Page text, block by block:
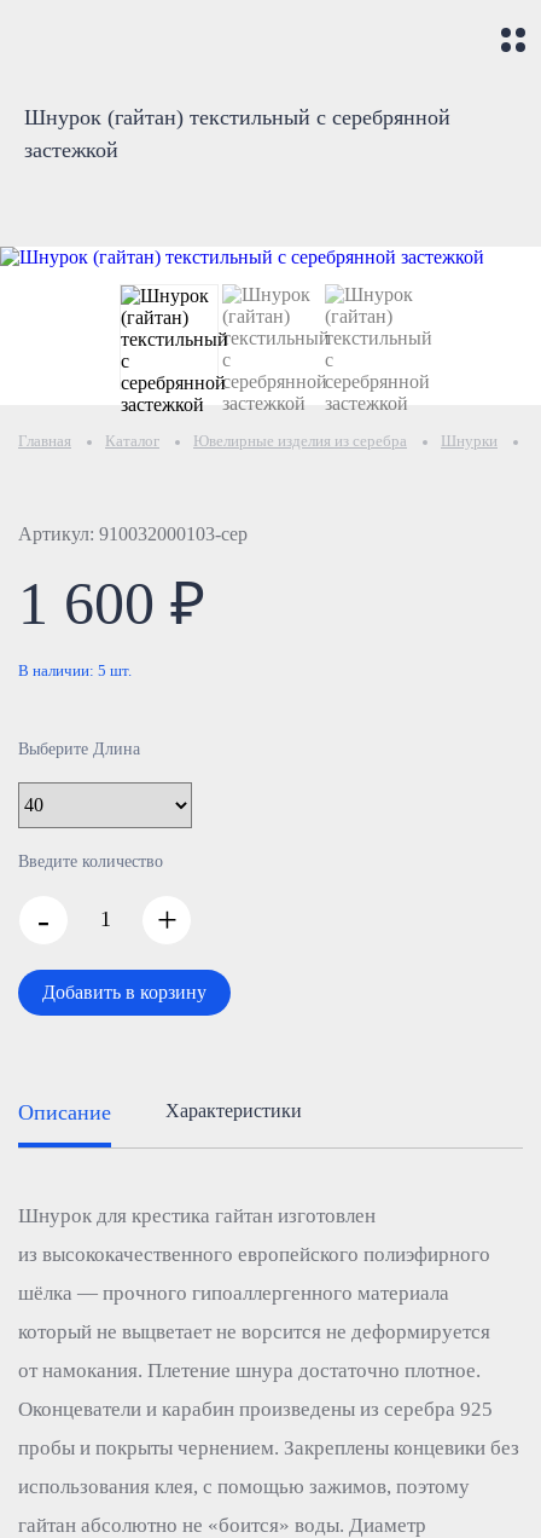
Шнурок (гайтан) текстильный с серебрянной
застежкой
Главная Каталог Ювелирные изделия из серебра Шнурки
Артикул: 910032000103-сер
1 600 ₽
В наличии: 5 шт.
Выберите Длина
Введите количество
- +
Добавить в корзину
Описание Характеристики
Шнурок для крестика гайтан изготовлен
из высококачественного европейского полиэфирного
шёлка — прочного гипоаллергенного материала
который не выцветает не ворсится не деформируется
от намокания. Плетение шнура достаточно плотное.
Оконцеватели и карабин произведены из серебра 925
пробы и покрыты чернением. Закреплены концевики без
использования клея, с помощью зажимов, поэтому
гайтан абсолютно не «боится» воды. Диаметр